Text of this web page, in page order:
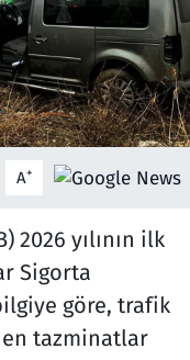
A+
2026 yılının ilk
Sigorta
göre, trafik
tazminatlar